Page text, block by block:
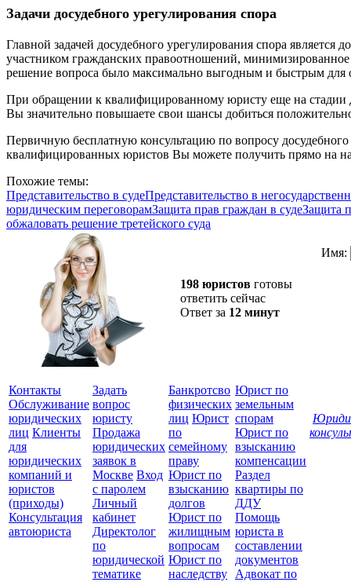
Задачи досудебного урегулирования спора
Главной задачей досудебного урегулирования спора является
участником гражданских правоотношений, минимизированное
решение вопроса было максимально выгодным и быстрым для
При обращении к квалифицированному юристу еще на стадии
Вы значительно повышаете свои шансы добиться
Первичную бесплатную консультацию по вопросу досудебного
квалифицированных юристов Вы можете получить прямо на
Похожие темы:
Представительство в судеПредставительство в
юридическим переговорамЗащита прав граждан в судеЗащита
обжаловать решение третейского суда
198 юристов готовы
ответить сейчас
Ответ за 12 минут
Имя:
Контакты
Обслуживание
юридических
лиц Клиенты
для
юридических
компаний и
юристов
(приходы)
Консультация
автоюриста
Задать
вопрос
юристу
Продажа
юридических
заявок в
Москве Вход
с паролем
Личный
кабинет
Директолог
по
юридической
тематике
Банкротсво
физических
лиц Юрист
по
семейному
праву
Юрист по
взысканию
долгов
Юрист по
жилищным
вопросам
Юрист по
наследству
Юрист по
земельным
спорам
Юрист по
взысканию
компенсации
Раздел
квартиры по
ДДУ
Помощь
юриста в
составлении
документов
Адвокат по